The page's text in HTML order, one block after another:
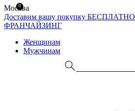
Москва
Доставим вашу покупку БЕСПЛАТНО
ФРАНЧАЙЗИНГ
Женщинам
Мужчинам
0